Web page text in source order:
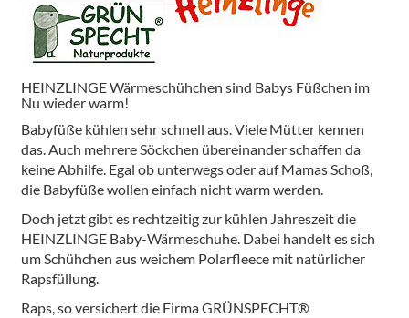
HEINZLINGE Wärmeschühchen sind Babys Füßchen im
Nu wieder warm!
Babyfüße kühlen sehr schnell aus. Viele Mütter kennen
das. Auch mehrere Söckchen übereinander schaffen da
keine Abhilfe. Egal ob unterwegs oder auf Mamas Schoß,
die Babyfüße wollen einfach nicht warm werden.
Doch jetzt gibt es rechtzeitig zur kühlen Jahreszeit die
HEINZLINGE Baby-Wärmeschuhe. Dabei handelt es sich
um Schühchen aus weichem Polarfleece mit natürlicher
Rapsfüllung.
Raps, so versichert die Firma GRÜNSPECHT®